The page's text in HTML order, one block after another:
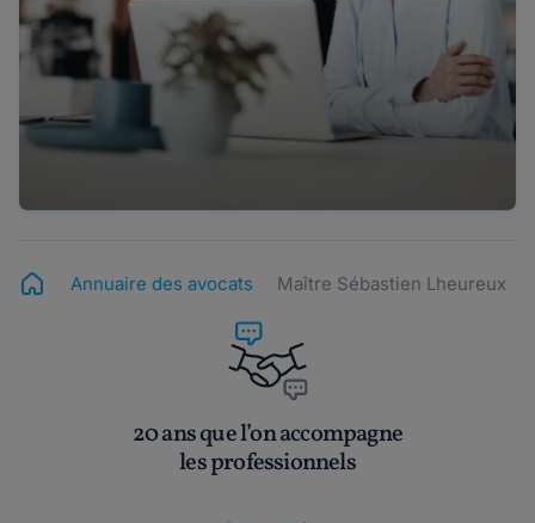
Annuaire des avocats Maître Sébastien Lheureux
20 ans que l’on accompagne
les professionnels